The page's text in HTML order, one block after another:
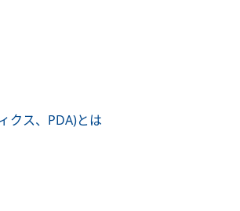
クス、PDA)とは